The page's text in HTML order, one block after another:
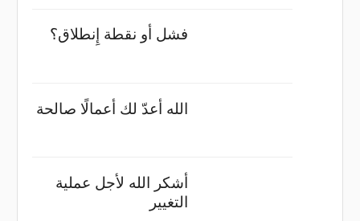
فشل أو نقطة إِنطلاق؟
الله أعدّ لك أعمالًا صالحة
أشكر الله لأجل عملية
التغيير